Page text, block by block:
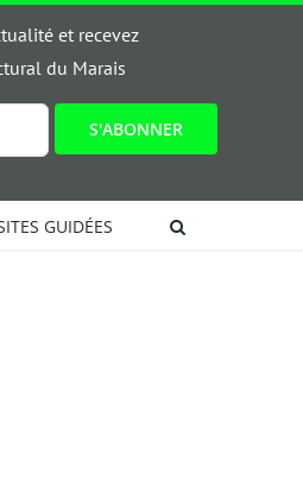
et recevez
du Marais
GUIDÉES